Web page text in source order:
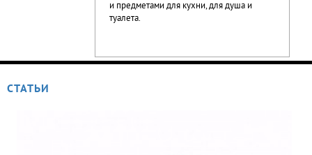
и предметами для кухни, для душа и
туалета.
СТАТЬИ